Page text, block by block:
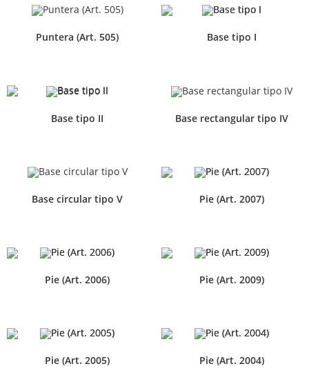
Puntera (Art. 505) Base tipo I
Base tipo II Base rectangular tipo IV
Base circular tipo V Pie (Art. 2007)
Pie (Art. 2006) Pie (Art. 2009)
Pie (Art. 2005) Pie (Art. 2004)